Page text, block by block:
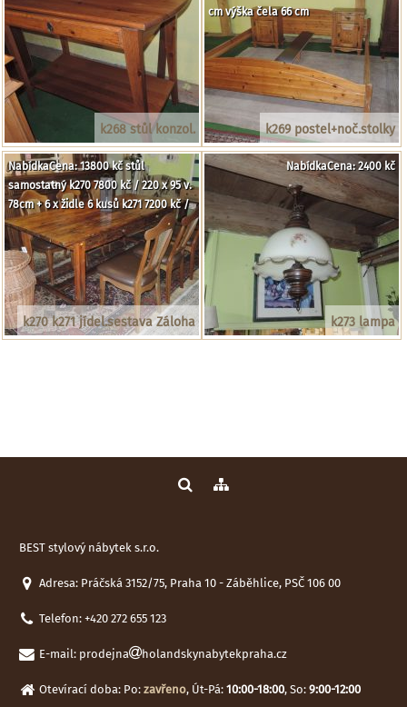
k268 stůl konzol. k269 postel+noč.stolky
cm výška čela 66 cm
k270 k271 jídel.sestava Záloha
NabídkaCena: 13800 kč stůl
samostatný k270 7800 kč / 220 x 95 v.
78cm + 6 x židle 6 kusů k271 7200 kč /
k273 lampa
NabídkaCena: 2400 kč
BEST stylový nábytek s.r.o.
Adresa: Práčská 3152/75, Praha 10 - Záběhlice, PSČ 106 00
Telefon: +420 272 655 123
E-mail: prodejna holandskynabytekpraha.cz
Otevírací doba: Po: zavřeno, Út-Pá: 10:00-18:00, So: 9:00-12:00